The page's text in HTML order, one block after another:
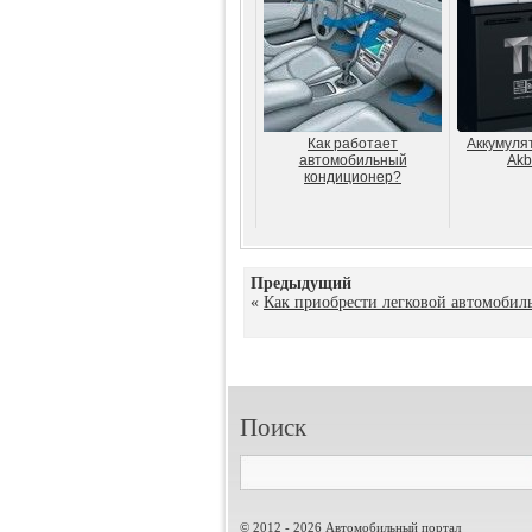
Как работает
автомобильный
кондиционер?
Предыдущий
« Как приобрести легковой
Поиск
© 2012 - 2026 Автомобильный портал